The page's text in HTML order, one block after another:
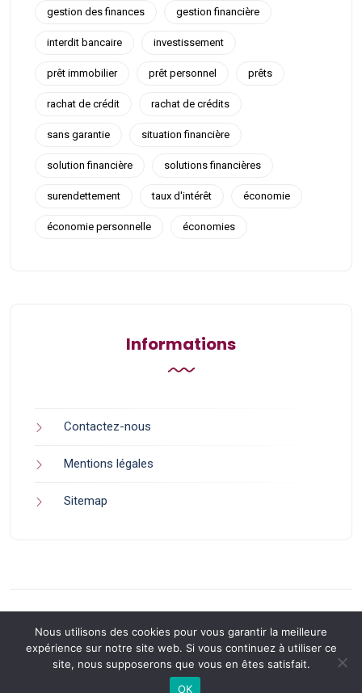
gestion des finances gestion financière
interdit bancaire investissement
prêt immobilier prêt personnel prêts
rachat de crédit rachat de crédits
sans garantie situation financière
solution financière solutions financières
surendettement taux d'intérêt économie
économie personnelle économies
Informations
Contactez-nous
Mentions légales
Sitemap
Back to Top
Nous utilisons des cookies pour vous garantir la meilleure
expérience sur notre site web. Si vous continuez à utiliser ce
site, nous supposerons que vous en êtes satisfait.
OK